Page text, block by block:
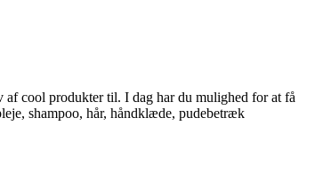
af cool produkter til. I dag har du mulighed for at få